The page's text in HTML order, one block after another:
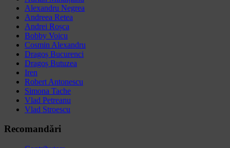
Alexandru Negrea
Andreea Retea
Andrei Roșca
Bobby Voicu
Cosmin Alexandru
Dragoș Bucurenci
Dragoș Butuzea
Iren
Robert Antonescu
Simona Tache
Vlad Petreanu
Vlad Stroescu
Recomandări